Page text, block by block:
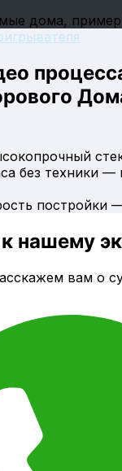
без техники —
постройки
нашему
вам о